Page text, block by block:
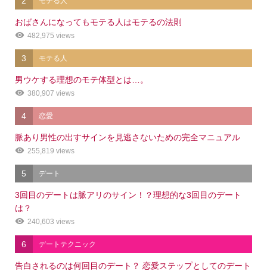
おばさんになってもモテる人はモテるの法則
482,975 views
3 モテる人
男ウケする理想のモテ体型とは…。
380,907 views
4 恋愛
脈あり男性の出すサインを見逃さないための完全マニュアル
255,819 views
5 デート
3回目のデートは脈アリのサイン！？理想的な3回目のデート
は？
240,603 views
6 デートテクニック
告白されるのは何回目のデート？ 恋愛ステップとしてのデート